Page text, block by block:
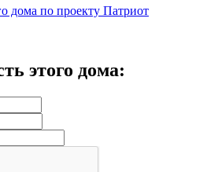
дома по проекту Патриот
этого дома: